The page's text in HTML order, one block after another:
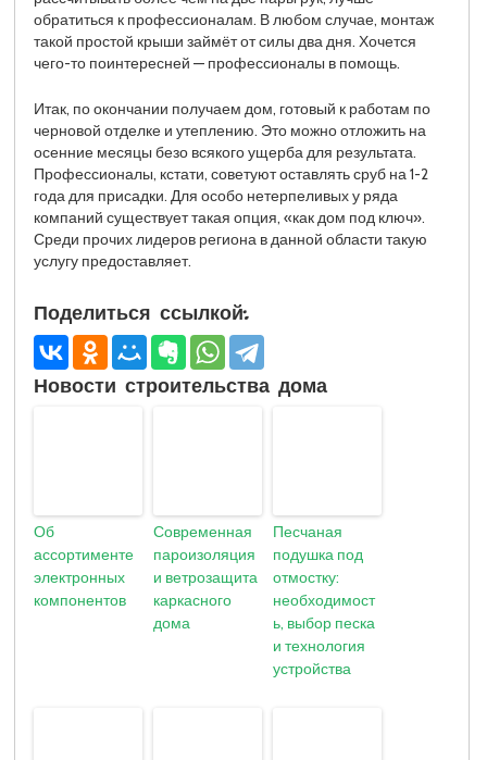
обратиться к профессионалам. В любом случае, монтаж
такой простой крыши займёт от силы два дня. Хочется
чего-то поинтересней — профессионалы в помощь.
Итак, по окончании получаем дом, готовый к работам по
черновой отделке и утеплению. Это можно отложить на
осенние месяцы безо всякого ущерба для результата.
Профессионалы, кстати, советуют оставлять сруб на 1-2
года для присадки. Для особо нетерпеливых у ряда
компаний существует такая опция, «как дом под ключ».
Среди прочих лидеров региона в данной области такую
услугу предоставляет.
Поделиться ссылкой:
Новости строительства дома
Об
ассортименте
электронных
компонентов
Современная
пароизоляция
и ветрозащита
каркасного
дома
Песчаная
подушка под
отмостку:
необходимост
ь, выбор песка
и технология
устройства